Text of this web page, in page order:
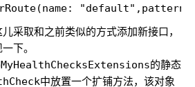
采取和之前类似的方式添加新接口，
下。
的静态
中放置一个扩铺方法，该对象